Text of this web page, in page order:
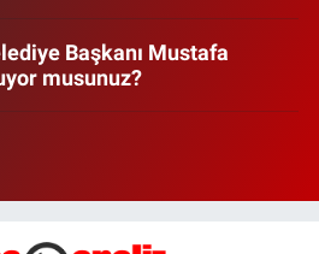
Başkanı Mustafa
musunuz?